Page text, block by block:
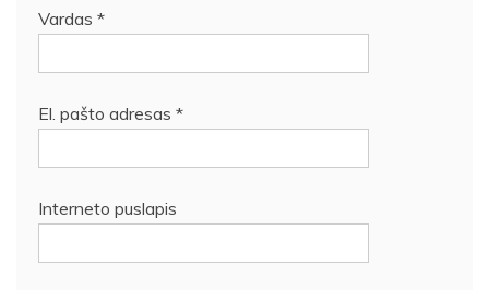
Vardas *
El. pašto adresas *
Interneto puslapis